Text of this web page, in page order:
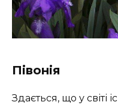
Півонія
Здається, що у світі